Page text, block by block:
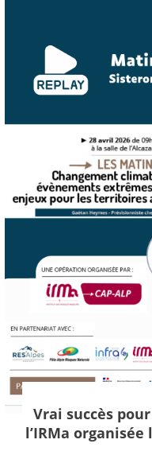
Vrai succès
l’IRMa